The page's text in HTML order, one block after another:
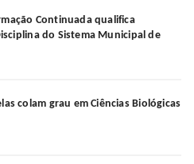
Continuada qualifica
do Sistema Municipal de
colam grau em Ciências Biológicas